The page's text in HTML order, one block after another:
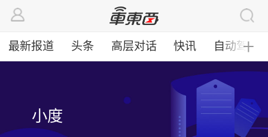
最新报道 头条 高层对话 快讯 自动驾驶
╋
小度